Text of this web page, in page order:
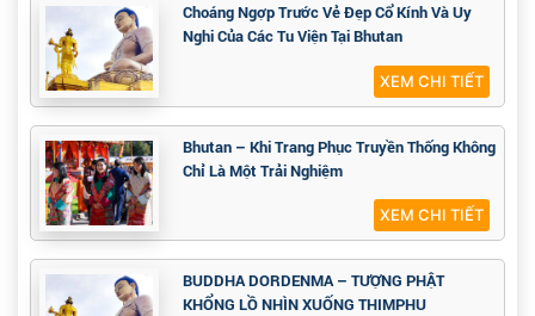
Choáng Ngợp Trước Vẻ Đẹp Cổ Kính Và Uy
Nghi Của Các Tu Viện Tại Bhutan
XEM CHI TIẾT
Bhutan – Khi Trang Phục Truyền Thống Không
Chỉ Là Một Trải Nghiệm
XEM CHI TIẾT
BUDDHA DORDENMA – TƯỢNG PHẬT
KHỔNG LỒ NHÌN XUỐNG THIMPHU